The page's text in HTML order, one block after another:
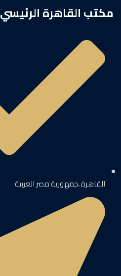
مكتب القاهرة الرئيسي
القاهرة ،جمهورية مصر العربية